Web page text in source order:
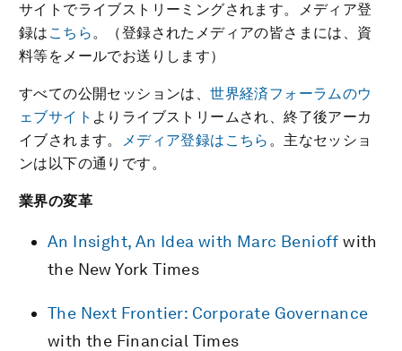
サイトでライブストリーミングされます。メディア登
録は こちら。（登録されたメディアの皆さまには、資
料等をメールでお送りします）
すべての公開セッションは、世界経済フォーラムのウ
ェブサイト よりライブストリームされ、終了後アーカ
イブされます。
メディア登録はこちら 。主なセッショ
ンは以下の通りです。
業界の変革
An Insight, An Idea with Marc Benioff with
the New York Times
The Next Frontier: Corporate Governance
with the Financial Times